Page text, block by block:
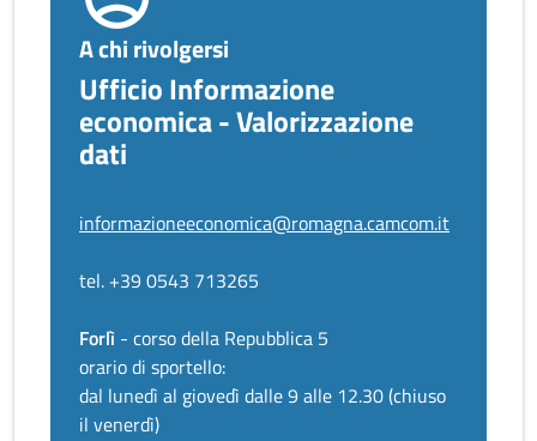
A chi rivolgersi
Ufficio Informazione
economica - Valorizzazione
dati
informazioneeconomica@romagna.camcom.it
tel. +39 0543 713265
Forlì - corso della Repubblica 5
orario di sportello:
dal lunedì al giovedì dalle 9 alle 12.30 (chiuso
il venerdì)